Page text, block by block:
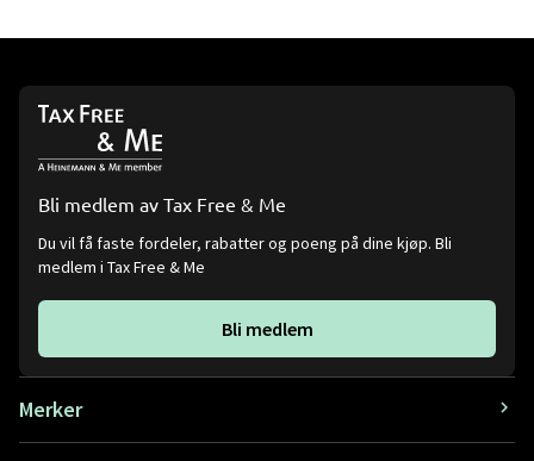
Bli medlem av Tax Free & Me
Du vil få faste fordeler, rabatter og poeng på dine kjøp. Bli
medlem i Tax Free & Me
Bli medlem
Merker